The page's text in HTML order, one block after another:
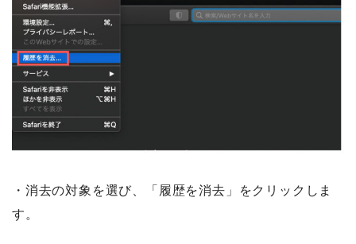
・消去の対象を選び、「履歴を消去」をクリックしま
す。